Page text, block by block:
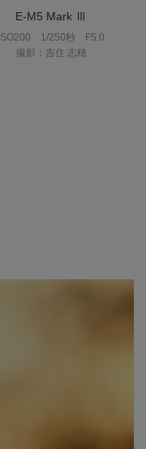
E-M5 Mark Ⅲ
ISO200 1/250秒
F5.0
撮影：吉住 志穂